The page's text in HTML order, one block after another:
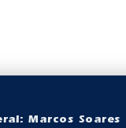
Marcos Soares